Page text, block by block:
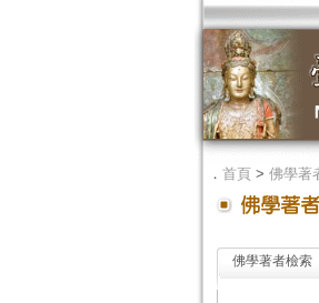
． 首頁> 佛學著
佛學著者檢索